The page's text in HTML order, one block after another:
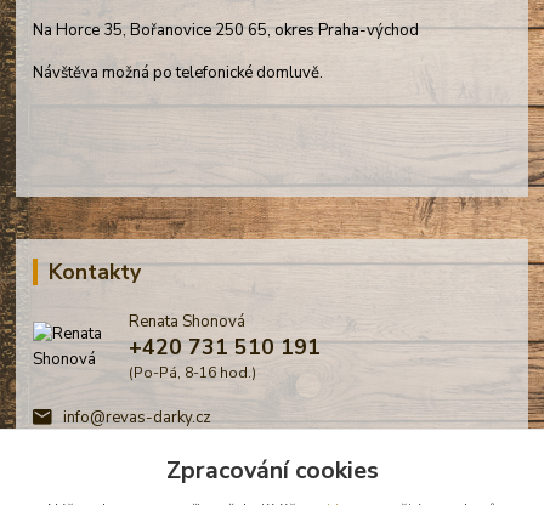
Na Horce 35, Bořanovice 250 65, okres Praha-východ
Návštěva možná po telefonické domluvě.
Kontakty
Renata Shonová
+420 731 510 191
(Po-Pá, 8-16 hod.)
info@revas-darky.cz
Zpracování cookies